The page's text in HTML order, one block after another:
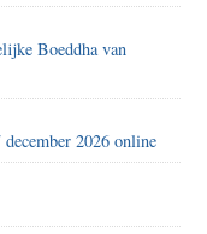
Boeddha van
2026 online